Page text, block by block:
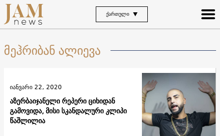
ᲥᲐᲠᲗᲣᲚᲘ
მეჰრიბან ალიევა
აზერბაიჯანელი რეპერი ციხიდან
გამოვიდა, მისი სკანდალური კლიპი
წაშლილია
იანვარი 22, 2020